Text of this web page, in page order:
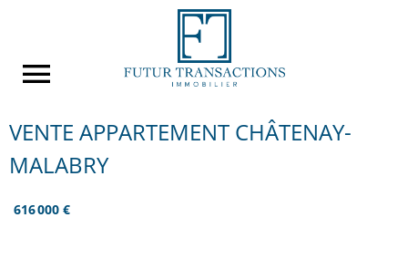
VENTE APPARTEMENT CHÂTENAY-
MALABRY
616 000 €